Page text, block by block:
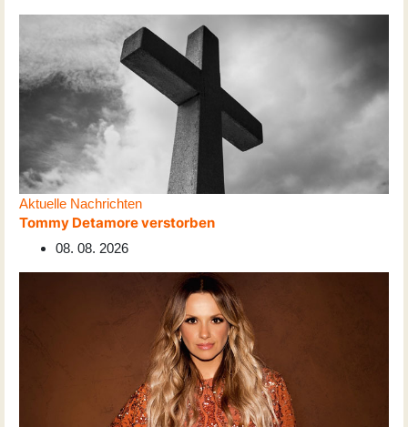
Aktuelle Nachrichten
Tommy Detamore verstorben
08. 08. 2026